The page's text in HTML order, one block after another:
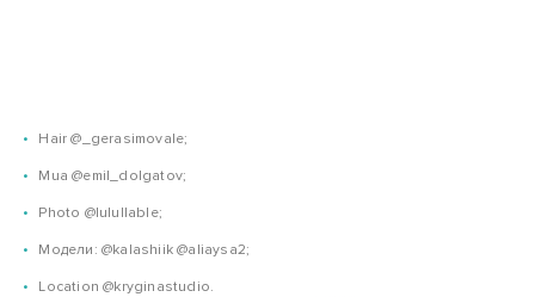
Hair @_gerasimovale;
Mua @emil_dolgatov;
Photo @lulullable;
Модели: @kalashiik @aliaysa2;
Location @kryginastudio.